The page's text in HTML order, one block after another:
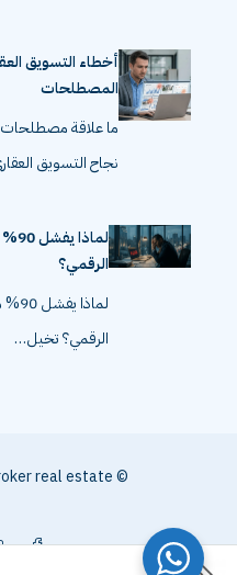
أخطاء التسويق
المصطلحات
ما علاقة مصطلحات
نجاح التسويق
الرقمي؟
الرقمي؟ تخيل…
© All rights received, Broker real estate